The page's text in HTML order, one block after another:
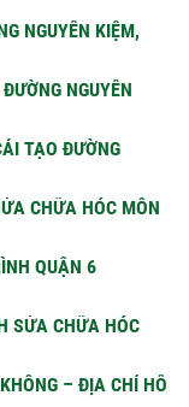
NGUYỄN KIỆM,
NGUYỄN
TẠO ĐƯỜNG
CHỮA HÓC MÔN
QUẬN 6
SỬA CHỮA HÓC
– ĐỊA CHỈ HỖ